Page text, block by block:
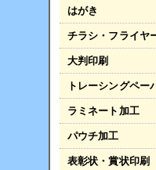
はがき
チラシ・フライヤ
大判印刷
トレーシングペー
ラミネート加工
パウチ加工
表彰状・賞状印刷